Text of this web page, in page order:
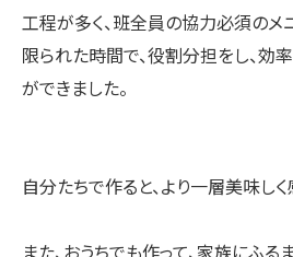
工程が多く、班全員の協力必須のメ
限られた時間で、役割分担をし、効
ができました。
自分たちで作ると、より一層美味しく